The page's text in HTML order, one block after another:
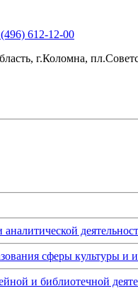
612-12-00
г.Коломна,
сферы культуры и
и библиотечной